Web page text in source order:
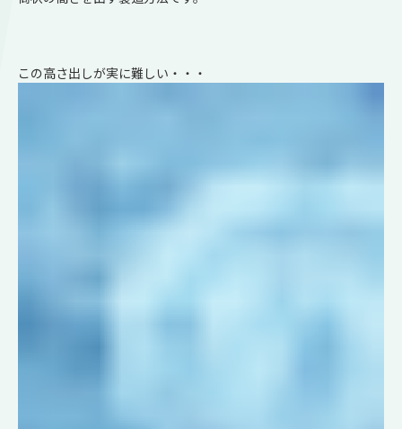
この高さ出しが実に難しい・・・